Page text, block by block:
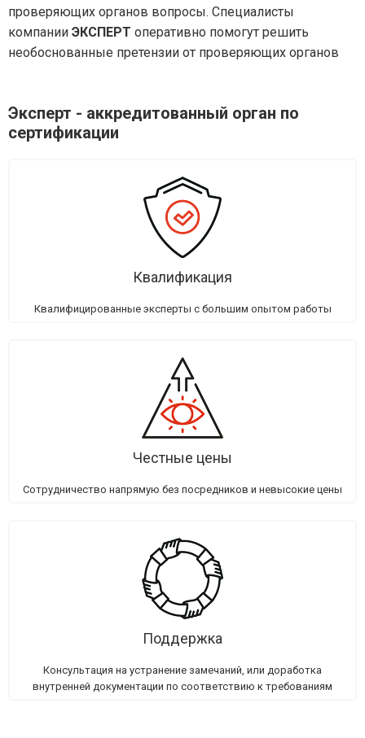
проверяющих органов вопросы. Специалисты
компании ЭКСПЕРТ оперативно помогут решить
необоснованные претензии от проверяющих органов
Эксперт - аккредитованный орган по
сертификации
Квалификация
Квалифицированные эксперты с большим опытом работы
Честные цены
Сотрудничество напрямую без посредников и невысокие цены
Поддержка
Консультация на устранение замечаний, или доработка
внутренней документации по соответствию к требованиям